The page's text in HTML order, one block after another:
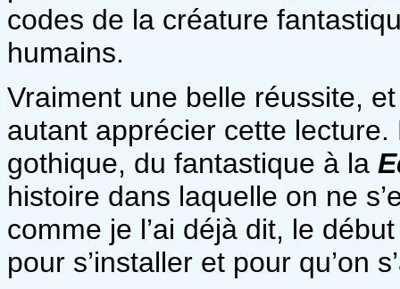
codes de la créature
humains.
Vraiment une belle réussite,
autant apprécier cette
gothique, du fantastique à la
histoire dans laquelle on ne
comme je l’ai déjà dit, le
pour s’installer et pour qu’on